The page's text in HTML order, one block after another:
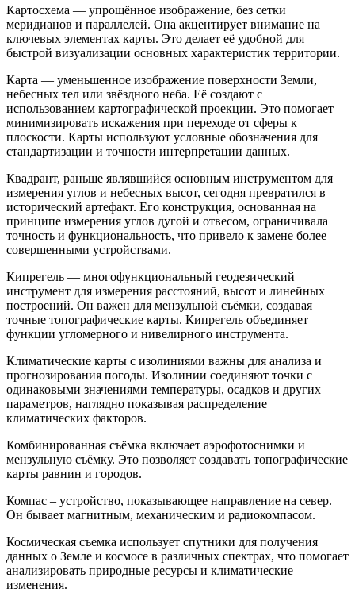
Картосхема — упрощённое изображение, без сетки
меридианов и параллелей. Она акцентирует внимание на
ключевых элементах карты. Это делает её удобной для
быстрой визуализации основных характеристик территории.
Карта — уменьшенное изображение поверхности Земли,
небесных тел или звёздного неба. Её создают с
использованием картографической проекции. Это помогает
минимизировать искажения при переходе от сферы к
плоскости. Карты используют условные обозначения для
стандартизации и точности интерпретации данных.
Квадрант, раньше являвшийся основным инструментом для
измерения углов и небесных высот, сегодня превратился в
исторический артефакт. Его конструкция, основанная на
принципе измерения углов дугой и отвесом, ограничивала
точность и функциональность, что привело к замене более
совершенными устройствами.
Кипрегель — многофункциональный геодезический
инструмент для измерения расстояний, высот и линейных
построений. Он важен для мензульной съёмки, создавая
точные топографические карты. Кипрегель объединяет
функции угломерного и нивелирного инструмента.
Климатические карты с изолиниями важны для анализа и
прогнозирования погоды. Изолинии соединяют точки с
одинаковыми значениями температуры, осадков и других
параметров, наглядно показывая распределение
климатических факторов.
Комбинированная съёмка включает аэрофотоснимки и
мензульную съёмку. Это позволяет создавать топографические
карты равнин и городов.
Компас – устройство, показывающее направление на север.
Он бывает магнитным, механическим и радиокомпасом.
Космическая съемка использует спутники для получения
данных о Земле и космосе в различных спектрах, что помогает
анализировать природные ресурсы и климатические
изменения.